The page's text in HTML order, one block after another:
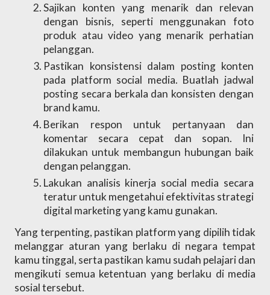
Sajikan konten yang menarik dan relevan
dengan bisnis, seperti menggunakan foto
produk atau video yang menarik perhatian
pelanggan.
Pastikan konsistensi dalam posting konten
pada platform social media. Buatlah jadwal
posting secara berkala dan konsisten dengan
brand kamu.
Berikan respon untuk pertanyaan dan
komentar secara cepat dan sopan. Ini
dilakukan untuk membangun hubungan baik
dengan pelanggan.
Lakukan analisis kinerja social media secara
teratur untuk mengetahui efektivitas strategi
digital marketing yang kamu gunakan.
Yang terpenting, pastikan platform yang dipilih tidak
melanggar aturan yang berlaku di negara tempat
kamu tinggal, serta pastikan kamu sudah pelajari dan
mengikuti semua ketentuan yang berlaku di media
sosial tersebut.